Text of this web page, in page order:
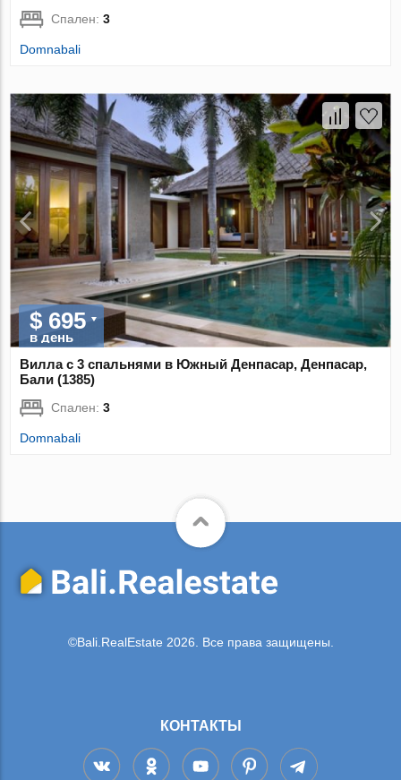
Спален:3
Domnabali
$ 695
в день
Вилла с 3 спальнями в Южный Денпасар, Денпасар,
Бали (1385)
Спален:3
Domnabali
©Bali.RealEstate 2026. Все права защищены.
КОНТАКТЫ